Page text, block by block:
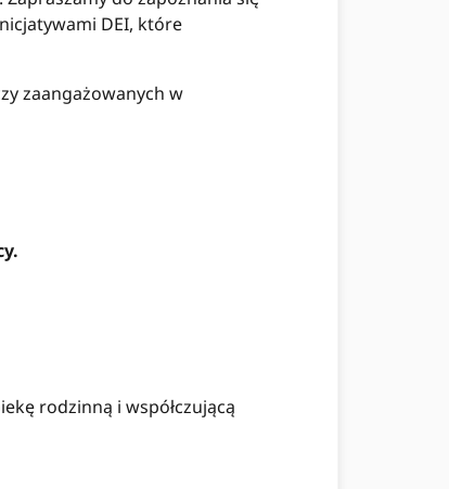
DEI, które
zaangażowanych w
rodzinną i współczującą